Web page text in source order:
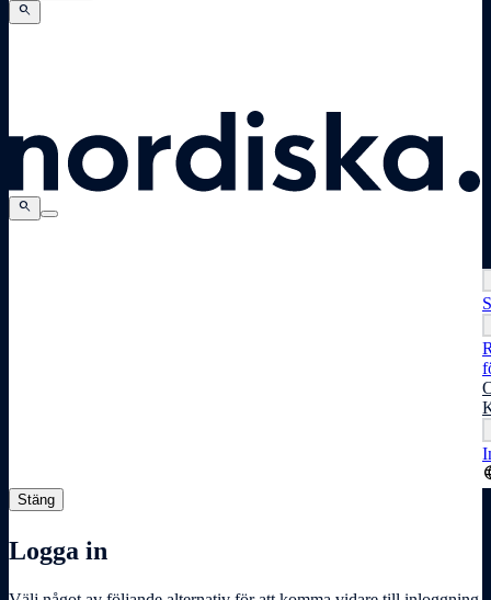
search
search
Stäng
Logga in